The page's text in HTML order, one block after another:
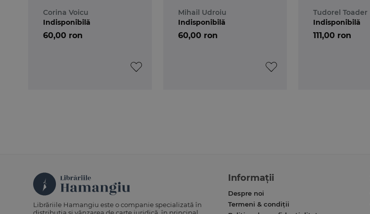
Corina Voicu
60,00 ron
Indisponibilă
Observatii
Mihail Udroiu
60,00 ron
Indisponibilă
Tudorel Toader
111,00 ron
Indisponibilă
Librăriile Hamangiu este o companie specializată în
Informații
Despre noi
Termeni & condiții